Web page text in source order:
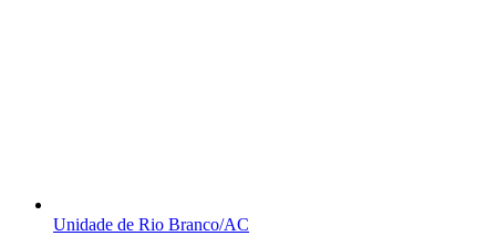
Unidade de Rio Branco/AC